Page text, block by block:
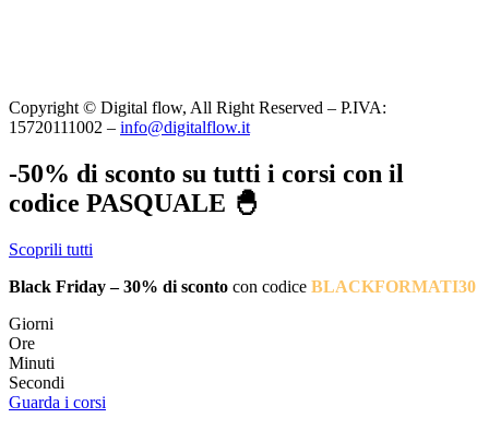
Copyright © Digital flow, All Right Reserved – P.IVA:
15720111002 – info@digitalflow.it
-50% di sconto su tutti i corsi con il
codice PASQUALE 🐣
Scoprili tutti
Black Friday – 30% di sconto con codice BLACKFORMATI30
Giorni
Ore
Minuti
Secondi
Guarda i corsi